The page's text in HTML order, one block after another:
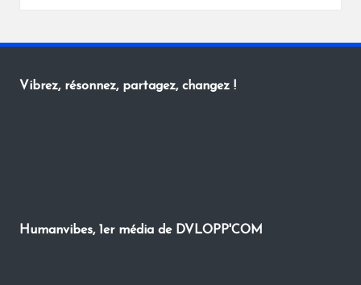
Vibrez, résonnez, partagez, changez !
Humanvibes, 1er média de DVLOPP'COM